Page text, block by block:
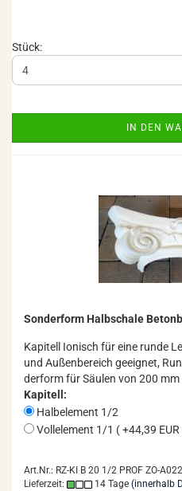
Stück:
IN DEN
Son­der­form Halb­scha­le
Ka­pi­tell Io­ni­sch für eine runde
und Au­ßen­be­reich ge­eig­net,
der­form für Säu­len von 200
Kapitell:
Halbelement 1/2
Vollelement 1/1 ( +44,39 EUR
Art.Nr.: RZ-KI B 20 1/2 PROF ZO-A022
Lieferzeit:
14 Tage (innerhalb